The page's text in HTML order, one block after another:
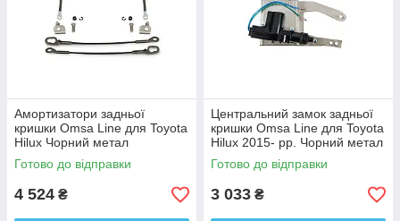
Амортизатори задньої
кришки Omsa Line для Toyota
Hilux Чорний метал
Готово до відправки
4 524 ₴
Центральний замок задньої
кришки Omsa Line для Toyota
Hilux 2015- рр. Чорний метал
Готово до відправки
3 033 ₴